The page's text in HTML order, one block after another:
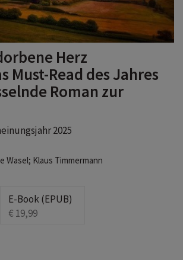
Herz
Must-Read des Jahres
Roman zur
2025
Wasel; Klaus Timmermann
E-Book (EPUB)
€ 19,99